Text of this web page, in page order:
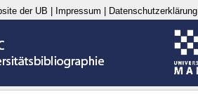
der UB Impressum Datenschutzerklärung